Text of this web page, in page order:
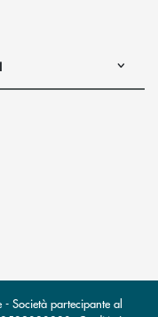
di posta elettronica)
l’app di posta
Società partecipante al